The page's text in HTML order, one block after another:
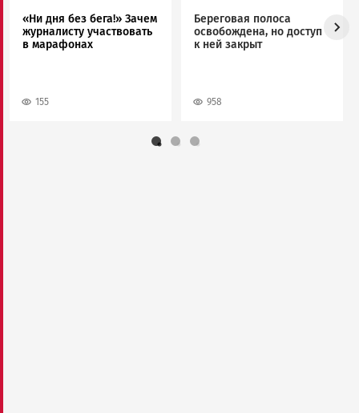
«Ни дня без бега!» Зачем
журналисту участвовать
в марафонах
155
Береговая полоса
освобождена, но доступ
к ней закрыт
958